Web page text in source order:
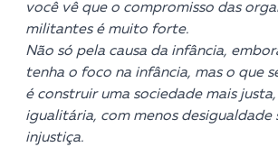
você vê que o compromisso das
militantes é muito forte.
Não só pela causa da infância,
tenha o foco na infância, mas o que
é construir uma sociedade mais
igualitária, com menos desigualdade
injustiça.